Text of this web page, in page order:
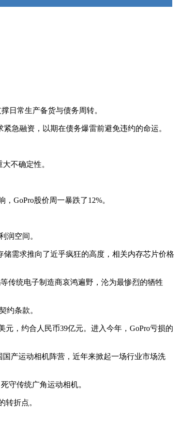
日常生产备货与债务周转。
急融资，以期在债务爆雷前避免违约的命运。
不确定性。
GoPro股价周一暴跌了12%。
润空间。
需求推向了近乎疯狂的高度，相关内存芯片价格
传统电子制造商哀鸿遍野，沦为最惨烈的牺牲
约条款。
，约合人民币39亿元。进入今年，GoPro亏损的
产运动相机阵营，近年来掀起一场行业市场洗
守传统广角运动相机。
转折点。